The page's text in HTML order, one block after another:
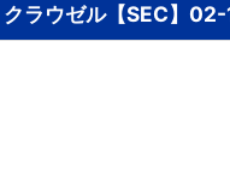
クラウゼル【SEC】02-